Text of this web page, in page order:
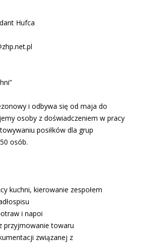
Hufca
i odbywa się od maja do
osoby z doświadczeniem w pracy
posiłków dla grup
osób.
kuchni, kierowanie zespołem
i napoi
przyjmowanie towaru
związanej z